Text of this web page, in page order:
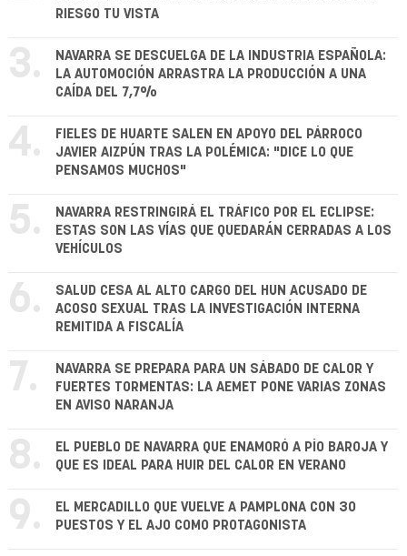
RIESGO TU VISTA
3.
NAVARRA SE DESCUELGA DE LA INDUSTRIA ESPAÑOLA:
LA AUTOMOCIÓN ARRASTRA LA PRODUCCIÓN A UNA
CAÍDA DEL 7,7%
4.
FIELES DE HUARTE SALEN EN APOYO DEL PÁRROCO
JAVIER AIZPÚN TRAS LA POLÉMICA: "DICE LO QUE
PENSAMOS MUCHOS"
5.
NAVARRA RESTRINGIRÁ EL TRÁFICO POR EL ECLIPSE:
ESTAS SON LAS VÍAS QUE QUEDARÁN CERRADAS A LOS
VEHÍCULOS
6.
SALUD CESA AL ALTO CARGO DEL HUN ACUSADO DE
ACOSO SEXUAL TRAS LA INVESTIGACIÓN INTERNA
REMITIDA A FISCALÍA
7.
NAVARRA SE PREPARA PARA UN SÁBADO DE CALOR Y
FUERTES TORMENTAS: LA AEMET PONE VARIAS ZONAS
EN AVISO NARANJA
8.
EL PUEBLO DE NAVARRA QUE ENAMORÓ A PÍO BAROJA Y
QUE ES IDEAL PARA HUIR DEL CALOR EN VERANO
9.
EL MERCADILLO QUE VUELVE A PAMPLONA CON 30
PUESTOS Y EL AJO COMO PROTAGONISTA